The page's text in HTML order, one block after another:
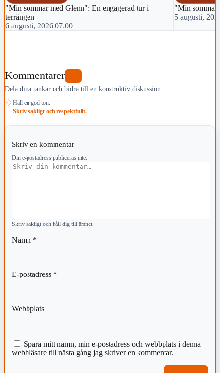
"Min sommar med Glenn": En engagerad tur i
terrängen
6 augusti, 2026 07:00
"Min sommar
5 augusti,
Kommentarer
Dela dina tankar och bidra till en konstruktiv diskussion.
♢ Håll en god ton.
Skriv sakligt och respektfullt.
Skriv en kommentar
Din e-postadress publiceras inte.
Kommentar
Skriv sakligt och håll dig till ämnet.
Namn *
E-postadress *
Webbplats
Spara mitt namn, min e-postadress och webbplats i denna
webbläsare till nästa gång jag skriver en kommentar.